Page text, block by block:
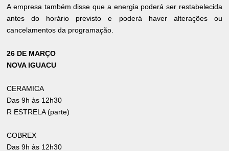
A empresa também disse que a energia poderá ser restabelecida
antes do horário previsto e poderá haver alterações ou
cancelamentos da programação.
26 DE MARÇO
NOVA IGUACU
CERAMICA
Das 9h às 12h30
R ESTRELA (parte)
COBREX
Das 9h às 12h30